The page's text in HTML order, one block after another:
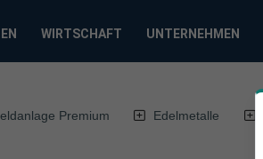
WIRTSCHAFT UNTERNEHMEN
Premium Edelmetalle